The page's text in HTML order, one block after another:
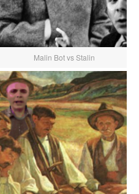
Malin Bot vs Stalin